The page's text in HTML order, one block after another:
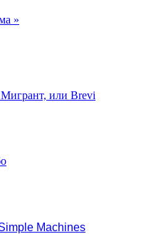
»
или Brevi
Machines